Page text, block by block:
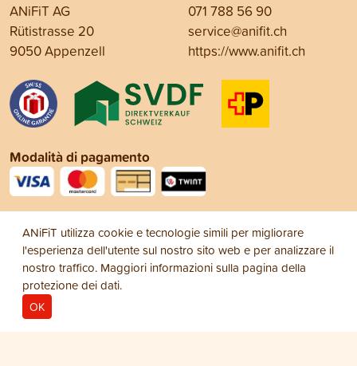
ANiFiT AG
Rütistrasse 20
9050 Appenzell
071 788 56 90
service@anifit.ch
https://www.anifit.ch
Modalità di pagamento
ANiFiT utilizza cookie e tecnologie simili per migliorare
l'esperienza dell'utente sul nostro sito web e per analizzare il
nostro traffico. Maggiori informazioni sulla pagina della
protezione dei dati.
OK